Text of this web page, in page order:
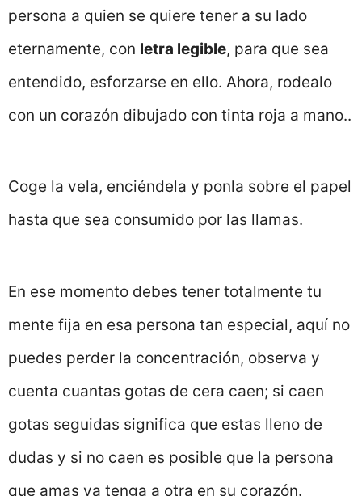
persona a quien se quiere tener a su lado
eternamente, con letra legible, para que sea
entendido, esforzarse en ello. Ahora, rodealo
con un corazón dibujado con tinta roja a mano..
Coge la vela, enciéndela y ponla sobre el papel
hasta que sea consumido por las llamas.
En ese momento debes tener totalmente tu
mente fija en esa persona tan especial, aquí no
puedes perder la concentración, observa y
cuenta cuantas gotas de cera caen; si caen
gotas seguidas significa que estas lleno de
dudas y si no caen es posible que la persona
que amas ya tenga a otra en su corazón.